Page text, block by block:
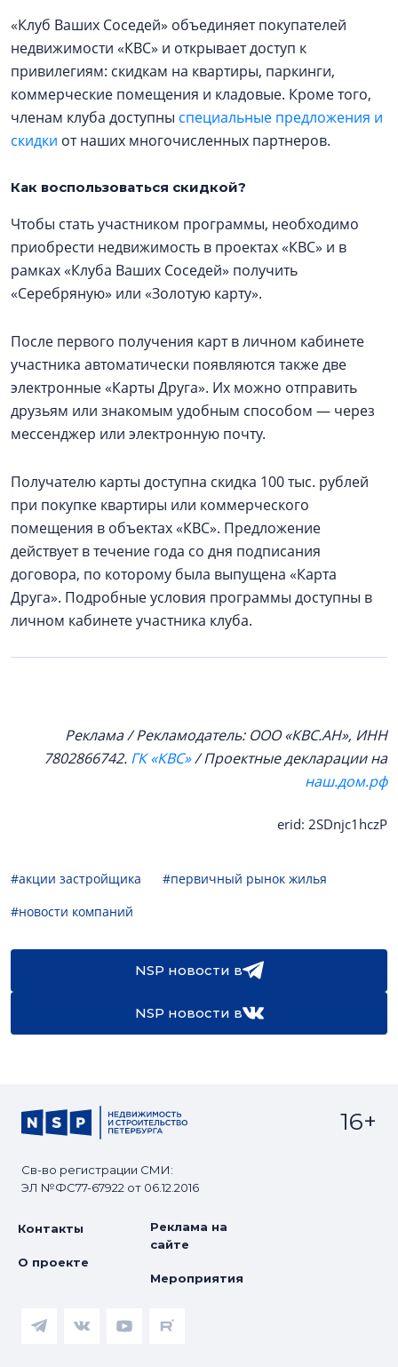
«Клуб Ваших Соседей» объединяет покупателей
недвижимости «КВС» и открывает доступ к
привилегиям: скидкам на квартиры, паркинги,
коммерческие помещения и кладовые. Кроме того,
членам клуба доступны специальные предложения и
скидки от наших многочисленных партнеров.
Как воспользоваться скидкой?
Чтобы стать участником программы, необходимо
приобрести недвижимость в проектах «КВС» и в
рамках «Клуба Ваших Соседей» получить
«Серебряную» или «Золотую карту».
После первого получения карт в личном кабинете
участника автоматически появляются также две
электронные «Карты Друга». Их можно отправить
друзьям или знакомым удобным способом — через
мессенджер или электронную почту.
Получателю карты доступна скидка 100 тыс. рублей
при покупке квартиры или коммерческого
помещения в объектах «КВС». Предложение
действует в течение года со дня подписания
договора, по которому была выпущена «Карта
Друга». Подробные условия программы доступны в
личном кабинете участника клуба.
Реклама / Рекламодатель: ООО «КВС.АН», ИНН
7802866742. ГК «КВС»/ Проектные декларации на
наш.дом.рф
erid: 2SDnjc1hczP
#акции застройщика
#первичный рынок жилья
#новости компаний
NSP новости в
NSP новости в
Св-во регистрации СМИ:
ЭЛ №ФС77-67922 от 06.12.2016
16+
Контакты
О проекте
Реклама на
сайте
Мероприятия